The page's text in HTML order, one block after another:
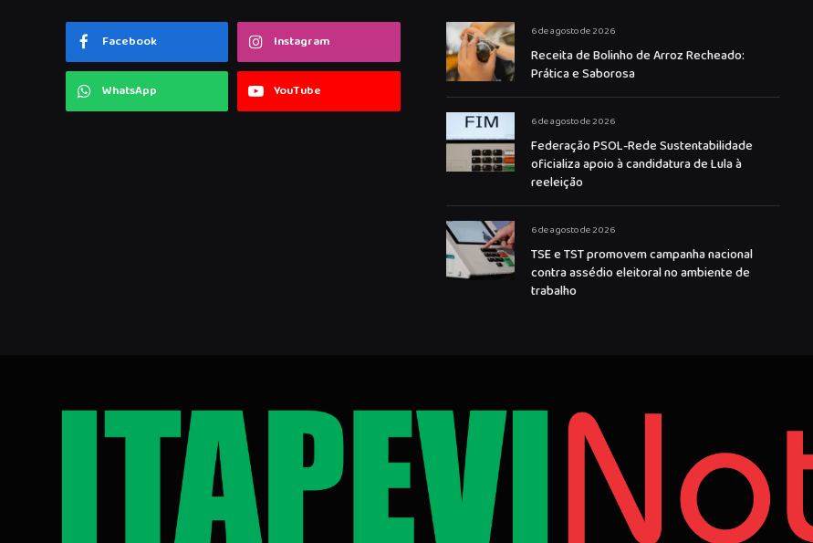
Facebook Instagram
WhatsApp YouTube
6 de agosto de 2026
Receita de Bolinho de Arroz Recheado:
Prática e Saborosa
6 de agosto de 2026
Federação PSOL-Rede Sustentabilidade
oficializa apoio à candidatura de Lula à
reeleição
6 de agosto de 2026
TSE e TST promovem campanha nacional
contra assédio eleitoral no ambiente de
trabalho